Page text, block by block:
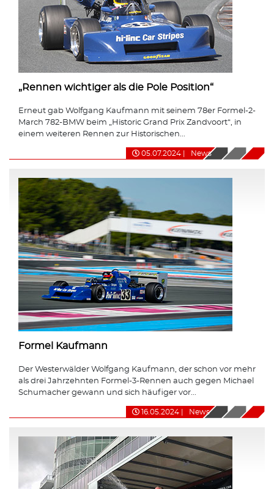
„Rennen wichtiger als die Pole Position“
Erneut gab Wolfgang Kaufmann mit seinem 78er Formel-2-
March 782-BMW beim „Historic Grand Prix Zandvoort“, in
einem weiteren Rennen zur Historischen...
05.07.2024 News
Formel Kaufmann
Der Westerwälder Wolfgang Kaufmann, der schon vor mehr
als drei Jahrzehnten Formel-3-Rennen auch gegen Michael
Schumacher gewann und sich häufiger vor...
16.05.2024 News